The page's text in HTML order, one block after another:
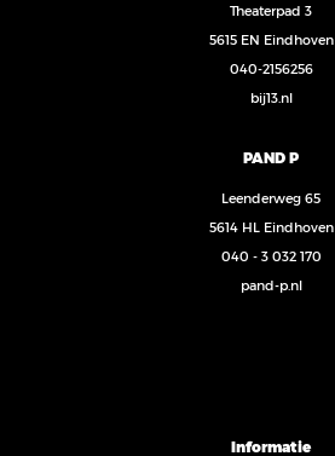
Theaterpad 3
5615 EN Eindhoven
040-2156256
bij13.nl
PAND P
Leenderweg 65
5614 HL Eindhoven
040 - 3 032 170
pand-p.nl
Informatie